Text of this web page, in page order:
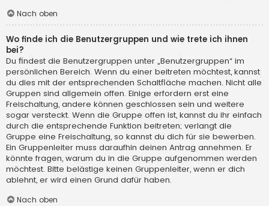
Nach oben
Wo finde ich die Benutzergruppen und wie trete ich ihnen
bei?
Du findest die Benutzergruppen unter „Benutzergruppen“ im
persönlichen Bereich. Wenn du einer beitreten möchtest, kannst
du dies mit der entsprechenden Schaltfläche machen. Nicht alle
Gruppen sind allgemein offen. Einige erfordern erst eine
Freischaltung, andere können geschlossen sein und weitere
sogar versteckt. Wenn die Gruppe offen ist, kannst du ihr einfach
durch die entsprechende Funktion beitreten; verlangt die
Gruppe eine Freischaltung, so kannst du dich für sie bewerben.
Ein Gruppenleiter muss daraufhin deinen Antrag annehmen. Er
könnte fragen, warum du in die Gruppe aufgenommen werden
möchtest. Bitte belästige keinen Gruppenleiter, wenn er dich
ablehnt, er wird einen Grund dafür haben.
Nach oben